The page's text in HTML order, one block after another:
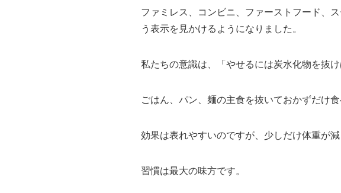
ファミレス、コンビニ、ファーストフード、
う表示を見かけるようになりました。
私たちの意識は、「やせるには炭水化物を抜
ごはん、パン、麺の主食を抜いておかずだけ
効果は表れやすいのですが、少しだけ体重が
習慣は最大の味方です。